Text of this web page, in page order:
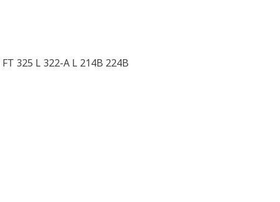
325 L 322-A L 214B 224B